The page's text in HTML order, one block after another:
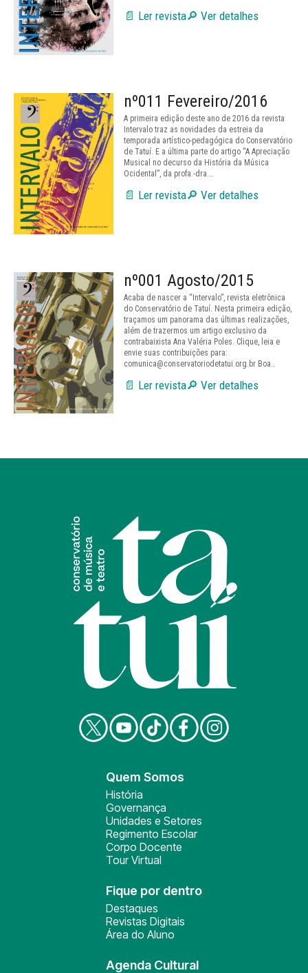
📄 Ler revista🔎 Ver detalhes
nº011 Fevereiro/2016
A primeira edição deste ano de 2016 da revista
Intervalo traz as novidades da estreia da
temporada artístico-pedagógica do Conservatório
de Tatuí. E a última parte do artigo “A Apreciação
Musical no decurso da História da Música
Ocidental”, da profa.-dra.…
📄 Ler revista🔎 Ver detalhes
nº001 Agosto/2015
Acaba de nascer a “Intervalo”, revista eletrônica
do Conservatório de Tatuí. Nesta primeira edição,
traçamos um panorama das últimas realizações,
além de trazermos um artigo exclusivo da
contrabaixista Ana Valéria Poles. Clique, leia e
envie suas contribuições para:
comunica@conservatoriodetatui.org.br Boa…
📄 Ler revista🔎 Ver detalhes
Quem Somos
História
Governança
Unidades e Setores
Regimento Escolar
Corpo Docente
Tour Virtual
Fique por dentro
Destaques
Revistas Digitais
Área do Aluno
Agenda Cultural